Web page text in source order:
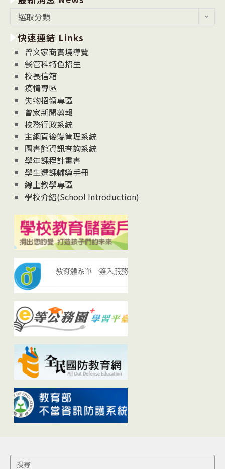
消
息
News
選取分類
快速連結 Links
曾文家商實境導覽
餐管科特色招生
校長信箱
疫情專區
失物招領專區
曾家新聞剪報
校務行政系統
主網頁後端管理系統
圖書館資訊查詢系統
學年課程計畫書
學生選課輔導手冊
線上教學專區
學校介紹(School Introduction)
Search